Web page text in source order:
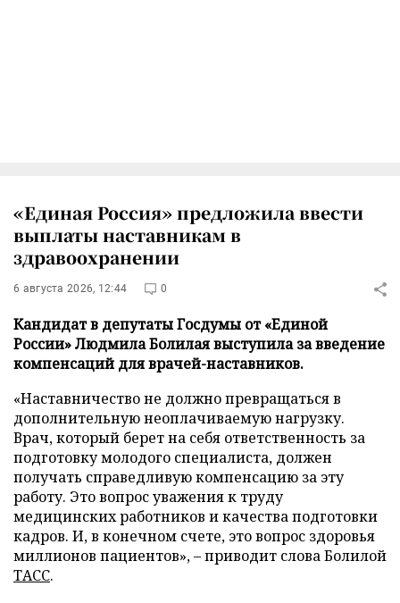
«Единая Россия» предложила ввести
выплаты наставникам в
здравоохранении
6 августа 2026, 12:44 0
Кандидат в депутаты Госдумы от «Единой
России» Людмила Болилая выступила за введение
компенсаций для врачей-наставников.
«Наставничество не должно превращаться в
дополнительную неоплачиваемую нагрузку.
Врач, который берет на себя ответственность за
подготовку молодого специалиста, должен
получать справедливую компенсацию за эту
работу. Это вопрос уважения к труду
медицинских работников и качества подготовки
кадров. И, в конечном счете, это вопрос здоровья
миллионов пациентов», – приводит слова Болилой
ТАСС.